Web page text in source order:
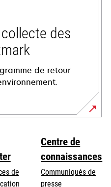
des
de retour
de
Centre de
connaissances
Communiqués de
presse